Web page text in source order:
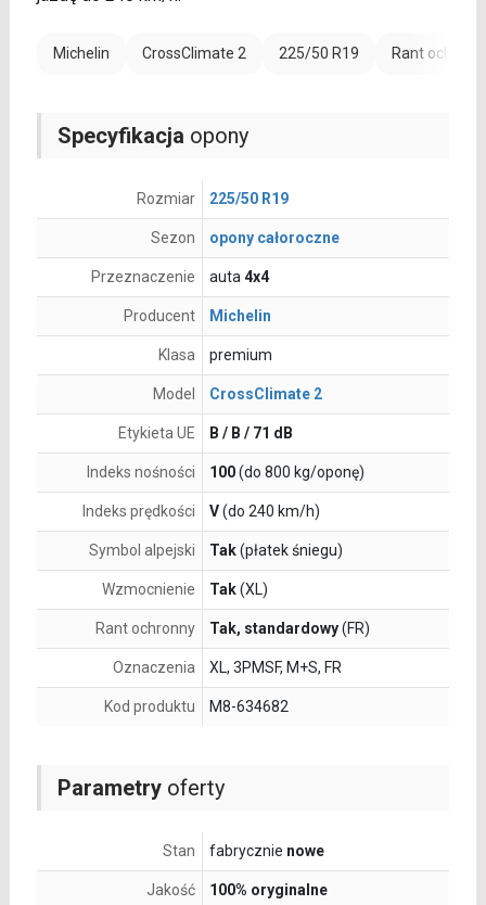
Michelin CrossClimate 2 225/50 R19 Rant
Parametryoferty
Stan fabrycznie nowe
Jakość 100% oryginalne
Specyfikacja opony
Rozmiar 225/50 R19
Sezon opony całoroczne
Przeznaczenie auta 4x4
Producent Michelin
Klasa premium
Model CrossClimate 2
Etykieta UE B / B / 71 dB
Indeks nośności 100(do 800 kg/oponę)
Indeks prędkości V(do 240 km/h)
Symbol alpejski Tak(płatek śniegu)
Wzmocnienie Tak(XL)
Rant ochronny Tak, standardowy(FR)
Oznaczenia XL, 3PMSF, M+S, FR
Kod produktu M8-634682